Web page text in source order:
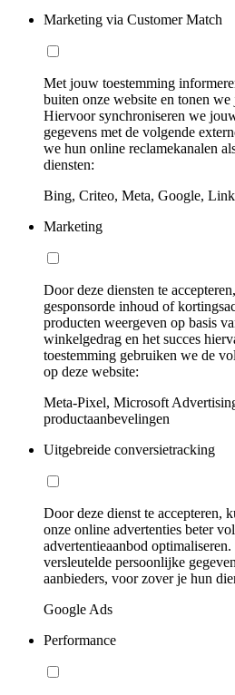
Marketing via Customer Match
Met jouw toestemming
buiten onze website en tonen
Hiervoor synchroniseren we
gegevens met de volgende
we hun online reclamekanalen
diensten:
Bing, Criteo, Meta, Google,
Marketing
Door deze diensten te
gesponsorde inhoud of
producten weergeven op basis
winkelgedrag en het succes
toestemming gebruiken we de
op deze website:
Meta-Pixel, Microsoft
productaanbevelingen
Uitgebreide conversietracking
Door deze dienst te accepteren,
onze online advertenties beter
advertentieaanbod
versleutelde persoonlijke
aanbieders, voor zover je hun
Google Ads
Performance